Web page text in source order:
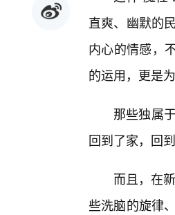
直爽、幽默的
内心的情感，
的运用，更是
那些独属
回到了家，回
而且，在
些洗脑的旋律